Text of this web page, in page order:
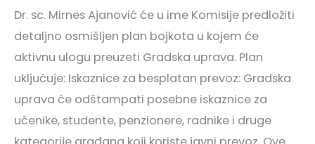
Dr. sc. Mirnes Ajanović će u ime Komisije predložiti
detaljno osmišljen plan bojkota u kojem će
aktivnu ulogu preuzeti Gradska uprava. Plan
uključuje: Iskaznice za besplatan prevoz: Gradska
uprava će odštampati posebne iskaznice za
učenike, studente, penzionere, radnike i druge